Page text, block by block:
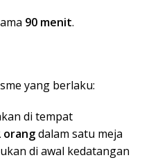
90 menit.
yang berlaku:
di tempat
orangdalam satu meja
di awal kedatangan